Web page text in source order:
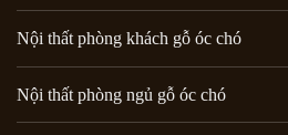
Nội thất phòng khách gỗ óc chó
Nội thất phòng ngủ gỗ óc chó